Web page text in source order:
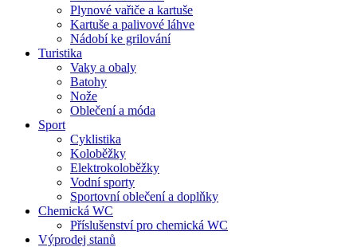
Plynové vařiče a kartuše
Kartuše a palivové láhve
Nádobí ke grilování
Turistika
Vaky a obaly
Batohy
Nože
Oblečení a móda
Sport
Cyklistika
Koloběžky
Elektrokoloběžky
Vodní sporty
Sportovní oblečení a doplňky
Chemická WC
Příslušenství pro chemická WC
Výprodej stanů